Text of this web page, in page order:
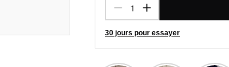
30 jours pour essayer